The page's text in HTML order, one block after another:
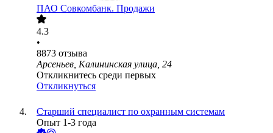
ПАО Совкомбанк. Продажи
4.3
•
8873 отзыва
Арсеньев, Калининская улица, 24
Откликнитесь среди первых
Откликнуться
Старший специалист по охранным системам
Опыт 1-3 года